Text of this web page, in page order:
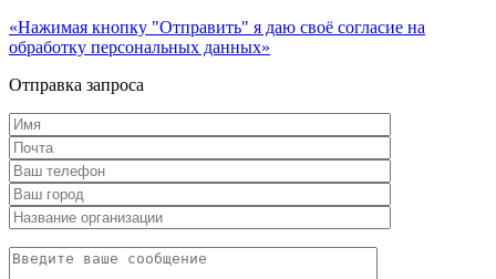
«Нажимая кнопку "Отправить" я даю своё согласие на
обработку персональных данных»
Отправка запроса